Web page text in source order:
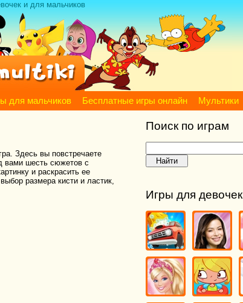
и для мальчиков
для мальчиков Бесплатные игры онлайн Мультики
Здесь вы повстречаете
вами шесть сюжетов с
и раскрасить ее
размера кисти и ластик,
Поиск по играм
Игры для девочек